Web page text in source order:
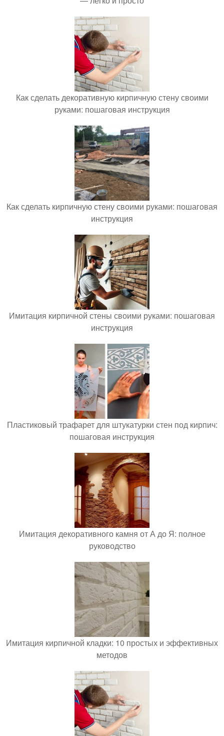
Как сделать декоративную кирпичную стену своими
руками: пошаговая инструкция
Как сделать кирпичную стену своими руками: пошаговая
инструкция
Имитация кирпичной стены своими руками: пошаговая
инструкция
Пластиковый трафарет для штукатурки стен под кирпич:
пошаговая инструкция
Имитация декоративного камня от А до Я: полное
руководство
Имитация кирпичной кладки: 10 простых и эффективных
методов